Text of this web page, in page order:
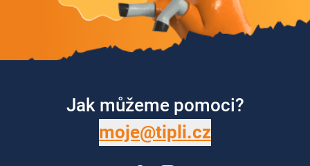
Jak můžeme pomoci?
moje@tipli.cz